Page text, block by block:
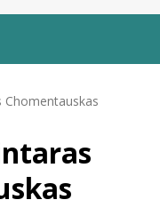
Chomentauskas